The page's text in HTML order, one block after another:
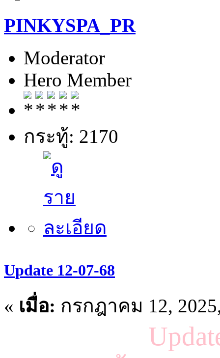
PINKYSPA_PR
Moderator
Hero Member
กระทู้: 2170
Update 12-07-68
« เมื่อ: กรกฎาคม 12,